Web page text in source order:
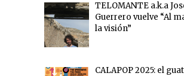
TELOMANTE a.k.a
Guerrero vuelve “Al
la visión”
CALAPOP 2025: el